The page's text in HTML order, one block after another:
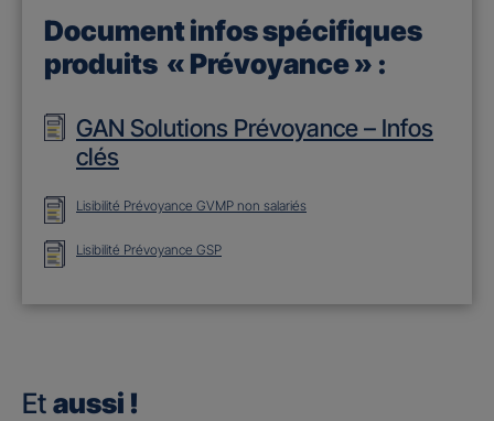
Document infos spécifiques
produits « Prévoyance » :
GAN Solutions Prévoyance – Infos
clés
Lisibilité Prévoyance GVMP non salariés
Lisibilité Prévoyance GSP
Et aussi !